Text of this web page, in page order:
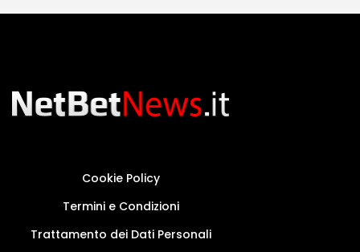
Cookie Policy
Termini e Condizioni
Trattamento dei Dati Personali